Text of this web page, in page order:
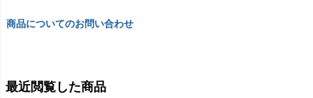
商品についてのお問い合わせ
最近閲覧した商品